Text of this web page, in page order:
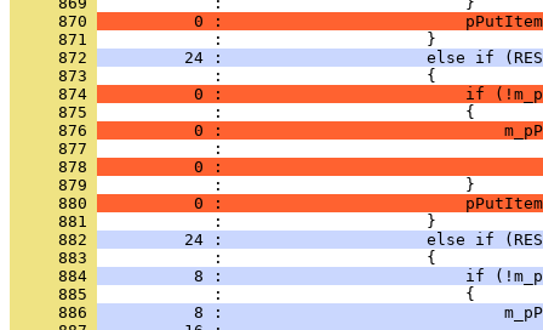
     870
0 :
     871
     872
24 :                     else if
     873
     874
0 :                         if
     875
     876
0 :
     877
     878
0 :
     879
     880
0 :
     881
     882
24 :                     else if
     883
     884
8 :                         if
     885
     886
8 :